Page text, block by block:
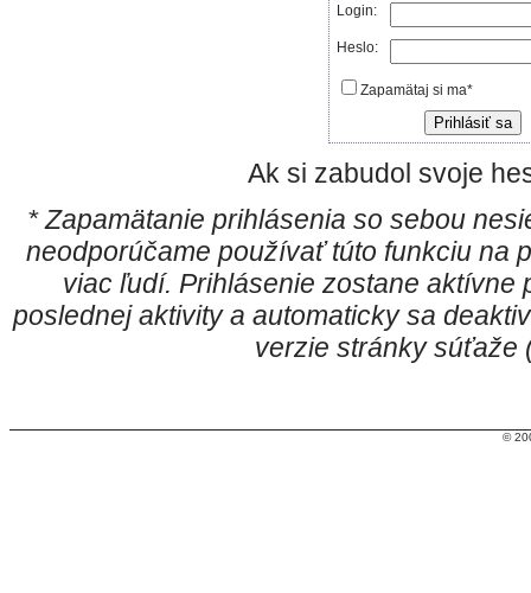
Login:
Heslo:
Zapamätaj si ma*
Ak si zabudol svoje
* Zapamätanie prihlásenia so sebou
neodporúčame používať túto funkciu na
viac ľudí. Prihlásenie zostane aktívne
poslednej aktivity a automaticky sa
verzie stránky súťaže
©